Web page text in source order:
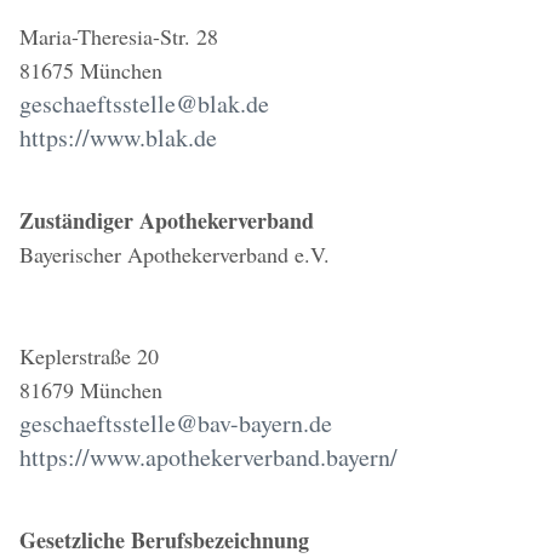
Maria-Theresia-Str. 28
81675 München
geschaeftsstelle@blak.de
https://www.blak.de
Zuständiger Apothekerverband
Bayerischer Apothekerverband e.V.
Keplerstraße 20
81679 München
geschaeftsstelle@bav-bayern.de
https://www.apothekerverband.bayern/
Gesetzliche Berufsbezeichnung